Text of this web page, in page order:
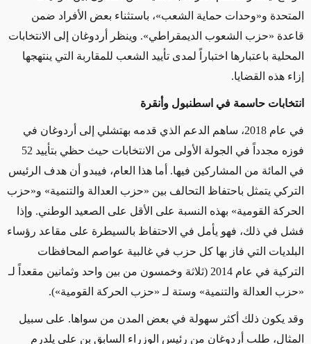
المتحدة و«وحدات حماية الشعب»، باستثناء بعض الأفراد ضمن
قاعدة «حزب الشعوب الديمقراطي». وينظر أردوغان إلى الانتخابات
المحلية باعتبارها اختباراً لمدى تأييد الشعب للمقاربة التي ينتهجها
إزاء هذه القضايا.
انتخابات حاسمة في اسطنبول وأنقرة
في عام 2018، ساهم الدعم الذي قدمه بهتشلي إلى أردوغان في
فوزه مجدداً في الجولة الأولى من الانتخابات حيث حظي بتأييد 52
في المائة من المشاركين فيها. أما هذا العام، فيبدو أن هدف الرئيس
التركي يتمثل باحتفاظ التحالف بين «حزب العدالة والتنمية» و«حزب
الحركة القومية» بهذه النسبة على الأقل على الصعيد الوطني. وإذا
فشل في ذلك، فهو يأمل في الاحتفاظ بالسيطرة على مقاعد رؤساء
البلديات التي فاز بها كل حزب في غالبية عواصم المحافظات
التركية في عام 2014 (ثلاثة وخمسون من بين واحد وثمانين مقعداً لـ
«حزب العدالة والتنمية» وستة لـ «حزب الحركة القومية»).
وقد يكون ذلك أكثر سهولة في بعض المدن من سواها. على سبيل
المثال، طلب أردوغان من رئيس الوزراء السابق بن علي يلدرم